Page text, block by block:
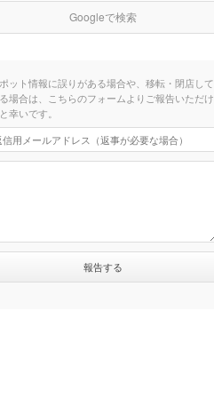
Googleで検索
ット情報に誤りがある場合や、移転・閉店して
場合は、こちらのフォームよりご報告いただけ
幸いです。